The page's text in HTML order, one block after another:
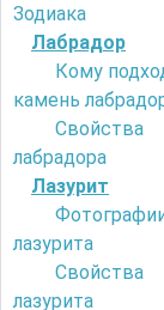
Зодиака
Лабрадор
Кому
камень
Свойства
лабрадора
Лазурит
лазурита
Свойства
лазурита